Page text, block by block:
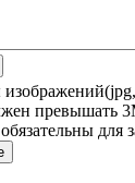
превышать
для